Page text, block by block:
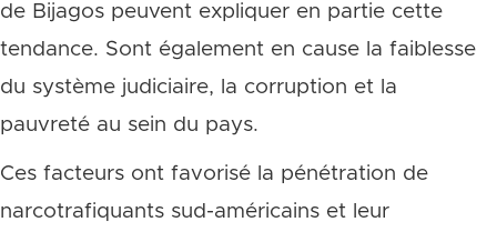
de Bijagos peuvent expliquer en partie cette
tendance. Sont également en cause la faiblesse
du système judiciaire, la corruption et la
pauvreté au sein du pays.
Ces facteurs ont favorisé la pénétration de
narcotrafiquants sud-américains et leur